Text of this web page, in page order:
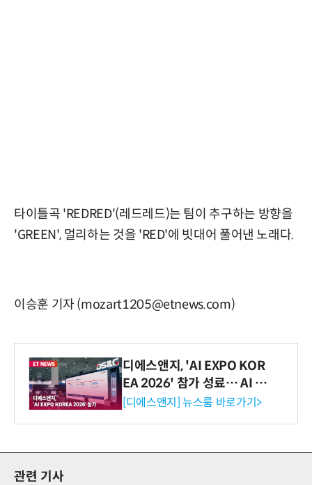
타이틀곡 'REDRED'(레드레드)는 팀이 추구하는 방향을
'GREEN', 멀리하는 것을 'RED'에 빗대어 풀어낸 노래다.
이승훈 기자 (mozart1205@etnews.com)
디에스앤지, 'AI EXPO KOR
EA 2026' 참가 성료… AI 전
생애주기 아우르는 통합 솔루
[디에스앤지] 뉴스룸 바로가기>
관련 기사